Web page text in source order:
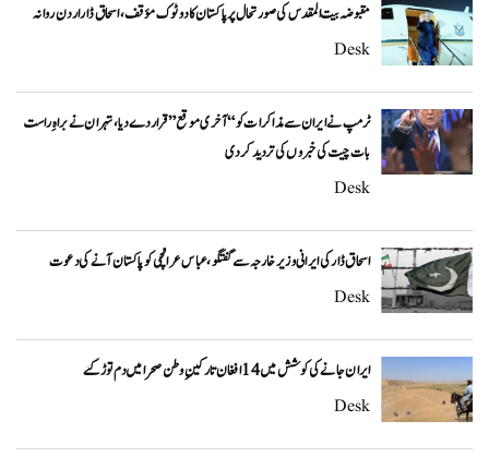
مقبوضہ بیت المقدس کی صورتحال پر پاکستان کا دوٹوک مؤقف، اسحاق ڈار اردن روانہ
Desk
ٹرمپ نے ایران سے مذاکرات کو “آخری موقع” قرار دے دیا، تہران نے براہِ راست
بات چیت کی خبروں کی تردید کر دی
Desk
اسحاق ڈار کی ایرانی وزیر خارجہ سے گفتگو، عباس عراقچی کو پاکستان آنے کی دعوت
Desk
ایران جانے کی کوشش میں 14 افغان تارکینِ وطن صحرا میں دم توڑ گئے
Desk